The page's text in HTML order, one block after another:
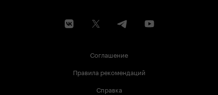
Соглашение
Правила рекомендаций
Справка